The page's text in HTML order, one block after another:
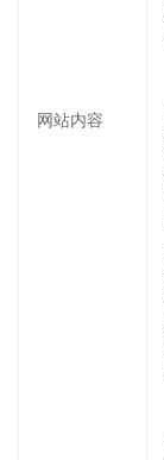
网站内容